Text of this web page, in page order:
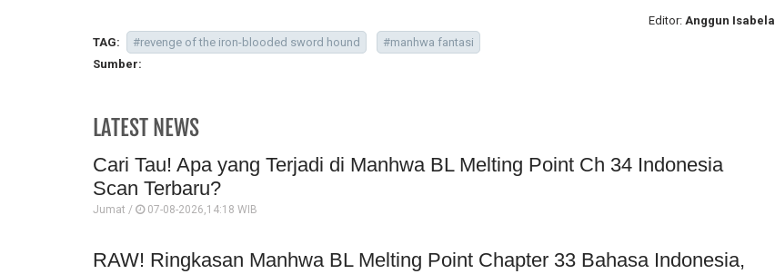
Editor: Anggun Isabela
TAG:
#revenge of the iron-blooded sword hound
#manhwa fantasi
Sumber:
LATEST NEWS
Cari Tau! Apa yang Terjadi di Manhwa BL Melting Point Ch 34 Indonesia
Scan Terbaru?
Jumat / 07-08-2026,14:18 WIB
RAW! Ringkasan Manhwa BL Melting Point Chapter 33 Bahasa Indonesia,